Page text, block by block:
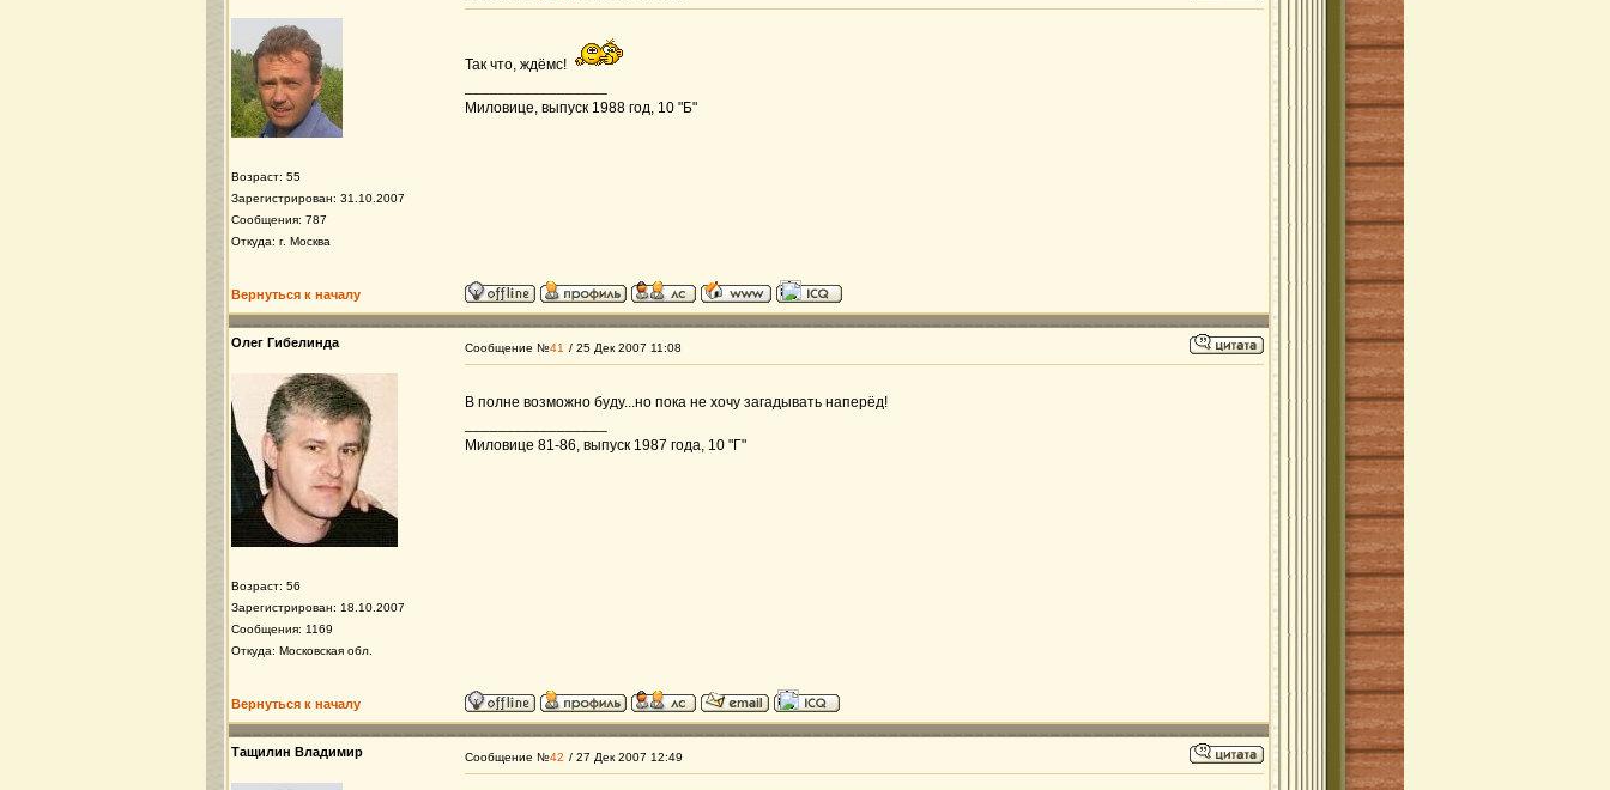
Возраст: 55
Зарегистрирован: 31.10.2007
Сообщения: 787
Откуда: г. Москва
Так что, ждёмс!
Миловице, выпуск 1988 год, 10 "Б"
Вернуться к началу
Олег Гибелинда
Возраст: 56
Зарегистрирован: 18.10.2007
Сообщения: 1169
Откуда: Московская обл.
Сообщение №41 / 25 Дек 2007 11:08
В полне возможно буду...но пока не хочу загадывать наперёд!
Миловице 81-86, выпуск 1987 года, 10 "Г"
Вернуться к началу
Тащилин Владимир Сообщение №42 / 27 Дек 2007 12:49